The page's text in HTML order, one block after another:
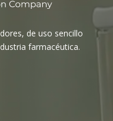
de uso sencillo
farmacéutica.